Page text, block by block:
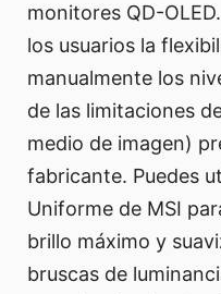
monitores QD-
los usuarios la
manualmente los
de las limitaciones
medio de imagen)
fabricante. Puedes
Uniforme de MSI
brillo máximo y
bruscas de